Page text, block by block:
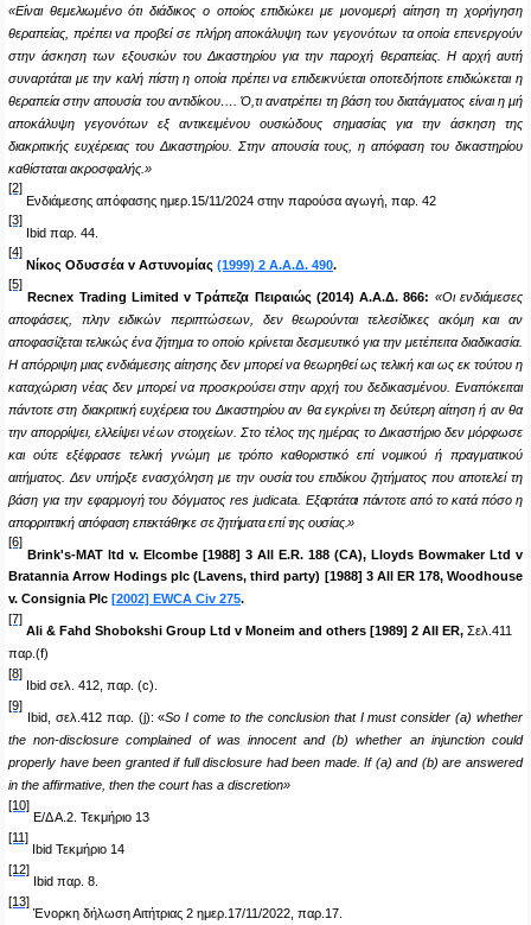
«Είναι θεμελιωμένο ότι διάδικος ο οποίος επιδιώκει με μονομερή αίτηση τη χορήγηση
θεραπείας, πρέπει να προβεί σε πλήρη αποκάλυψη των γεγονότων τα οποία επενεργούν
στην άσκηση των εξουσιών του Δικαστηρίου για την παροχή θεραπείας. Η αρχή αυτή
συναρτάται με την καλή πίστη η οποία πρέπει να επιδεικνύεται οποτεδήποτε επιδιώκεται η
θεραπεία στην απουσία του αντιδίκου…
Ό,τι ανατρέπει τη βάση του διατάγματος είναι η μή
αποκάλυψη γεγονότων εξ αντικειμένου ουσιώδους σημασίας για την άσκηση της
διακριτικής ευχέρειας του Δικαστηρίου. Στην απουσία τους, η απόφαση του δικαστηρίου
καθίσταται ακροσφαλής.»
[2]
Ενδιάμεσης απόφασης ημερ.15/11/2024 στην παρούσα αγωγή, παρ. 42
[3]
Ibid παρ. 44.
[4]
Νίκος Οδυσσέα v Αστυνομίας (1999) 2 Α.Α.Δ. 490.
[5]
Recnex Trading Limited vΤράπεζα Πειραιώς (2014) Α.Α.Δ. 866: «Οι ενδιάμεσες
αποφάσεις, πλην ειδικών περιπτώσεων, δεν θεωρούνται τελεσίδικες ακόμη και αν
αποφασίζεται τελικώς ένα ζήτημα το οποίο κρίνεται δεσμευτικό για την μετέπειτα διαδικασία.
Η απόρριψη μιας ενδιάμεσης αίτησης δεν μπορεί να θεωρηθεί ως τελική και ως εκ τούτου η
καταχώριση νέας δεν μπορεί να προσκρούσει στην αρχή του δεδικασμένου. Εναπόκειται
πάντοτε στη διακριτική ευχέρεια του Δικαστηρίου αν θα εγκρίνει τη δεύτερη αίτηση ή αν θα
την απορρίψει, ελλείψει νέων στοιχείων. Στο τέλος της ημέρας το Δικαστήριο δεν μόρφωσε
και ούτε εξέφρασε τελική γνώμη με τρόπο καθοριστικό επί νομικού ή πραγματικού
αιτήματος. Δεν υπήρξε ενασχόληση με την ουσία του επιδίκου ζητήματος που αποτελεί τη
βάση για την εφαρμογή του δόγματος res judicata. Εξαρτάται πάντοτε από το κατά πόσο η
απορριπτική απόφαση επεκτάθηκε σε ζητήματα επί της ουσίας.»
[6]
Brink's-MAT ltd v. Elcombe [1988] 3 All E.R. 188 (CA), Lloyds Bowmaker Ltd v
Bratannia Arrow Hodings plc (Lavens, third party) [1988] 3 All ER 178, Woodhouse
v. Consignia Plc [2002] EWCA Civ 275.
[7]
Ali & Fahd Shobokshi Group Ltd v Moneim and others [1989] 2 AII ER, Σελ.411
παρ.(f)
[8]
Ibid σελ. 412, παρ. (c).
[9]
Ibid, σελ.412 παρ. (j): «SoΙ come to the conclusion that I must consider (a) whether
the non-disclosure complained of was innocent and (b) whether an injunction could
properly have been granted if full disclosure had been made.Ιf (a) and (b) are answered
in the affirmative, then the court has a discretion»
[10]
Ε/ΔΑ.2. Τεκμήριο 13
[11]
Ibid Τεκμήριο 14
[12]
Ibid παρ. 8.
[13]
Ένορκη δήλωση Αιτήτριας 2 ημερ.17/11/2022, παρ.17.